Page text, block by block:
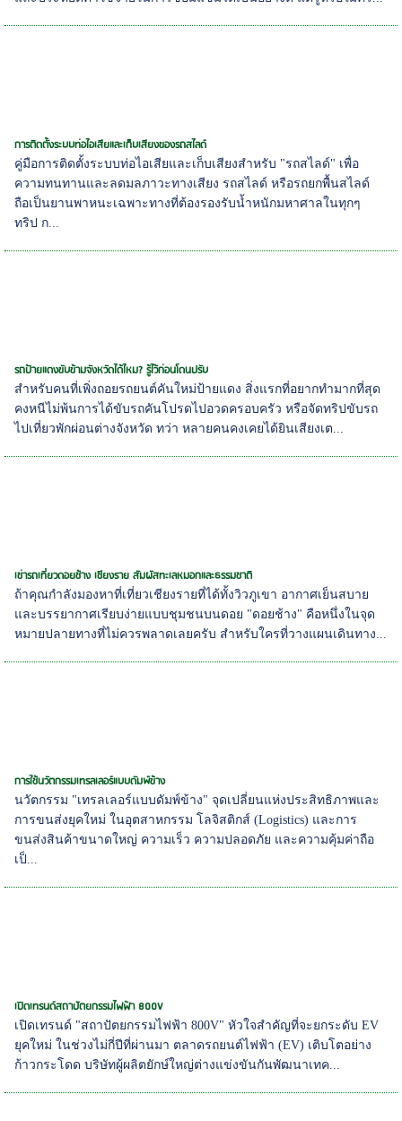
การติดตั้งระบบท่อไอเสียและเก็บเสียงของรถสไลด์
คู่มือการติดตั้งระบบท่อไอเสียและเก็บเสียงสำหรับ "รถสไลด์" เพื่อ
ความทนทานและลดมลภาวะทางเสียง รถสไลด์ หรือรถยกพื้นสไลด์
ถือเป็นยานพาหนะเฉพาะทางที่ต้องรองรับน้ำหนักมหาศาลในทุกๆ
ทริป ก...
รถป้ายแดงขับข้ามจังหวัดได้ไหม? รู้ไว้ก่อนโดนปรับ
สำหรับคนที่เพิ่งถอยรถยนต์คันใหม่ป้ายแดง สิ่งแรกที่อยากทำมากที่สุด
คงหนีไม่พ้นการได้ขับรถคันโปรดไปอวดครอบครัว หรือจัดทริปขับรถ
ไปเที่ยวพักผ่อนต่างจังหวัด ทว่า หลายคนคงเคยได้ยินเสียงเต...
เช่ารถเที่ยวดอยช้าง เชียงราย สัมผัสทะเลหมอกและธรรมชาติ
ถ้าคุณกำลังมองหาที่เที่ยวเชียงรายที่ได้ทั้งวิวภูเขา อากาศเย็นสบาย
และบรรยากาศเรียบง่ายแบบชุมชนบนดอย "ดอยช้าง" คือหนึ่งในจุด
หมายปลายทางที่ไม่ควรพลาดเลยครับ สำหรับใครที่วางแผนเดินทาง...
การใช้นวัตกรรมเทรลเลอร์แบบดัมพ์ข้าง
นวัตกรรม "เทรลเลอร์แบบดัมพ์ข้าง" จุดเปลี่ยนแห่งประสิทธิภาพและ
การขนส่งยุคใหม่ ในอุตสาหกรรม โลจิสติกส์ (Logistics) และการ
ขนส่งสินค้าขนาดใหญ่ ความเร็ว ความปลอดภัย และความคุ้มค่าถือ
เป็...
เปิดเทรนด์สถาปัตยกรรมไฟฟ้า 800V
เปิดเทรนด์ "สถาปัตยกรรมไฟฟ้า 800V" หัวใจสำคัญที่จะยกระดับ EV
ยุคใหม่ ในช่วงไม่กี่ปีที่ผ่านมา ตลาดรถยนต์ไฟฟ้า (EV) เติบโตอย่าง
ก้าวกระโดด บริษัทผู้ผลิตยักษ์ใหญ่ต่างแข่งขันกันพัฒนาเทค...